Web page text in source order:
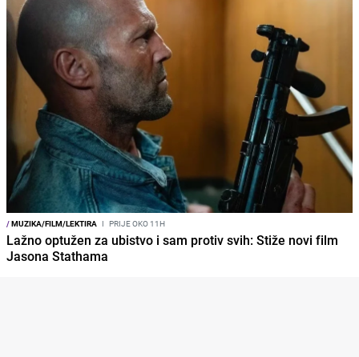
/MUZIKA/FILM/LEKTIRA I PRIJE OKO 11H
Lažno optužen za ubistvo i sam protiv svih: Stiže novi film
Jasona Stathama